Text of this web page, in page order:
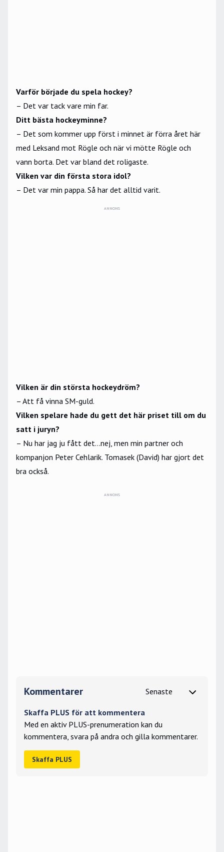
Varför började du spela hockey?
– Det var tack vare min far.
Ditt bästa hockeyminne?
– Det som kommer upp först i minnet är förra året här
med Leksand mot Rögle och när vi mötte Rögle och
vann borta. Det var bland det roligaste.
Vilken var din första stora idol?
– Det var min pappa. Så har det alltid varit.
ANNONS
Vilken är din största hockeydröm?
– Att få vinna SM-guld.
Vilken spelare hade du gett det här priset till om du
satt i juryn?
– Nu har jag ju fått det...nej, men min partner och
kompanjon Peter Cehlarik. Tomasek (David) har gjort det
bra också.
Kommentarer
Skaffa PLUS för att kommentera
Med en aktiv PLUS-prenumeration kan du
kommentera, svara på andra och gilla kommentarer.
Skaffa PLUS